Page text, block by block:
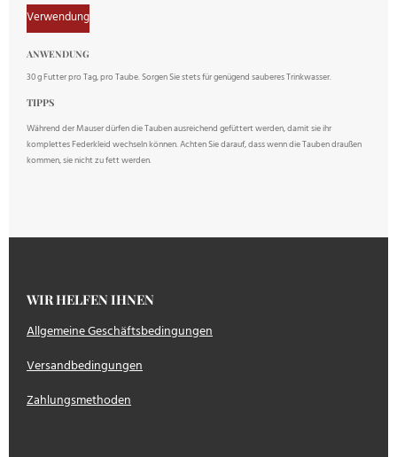
Verwendung
ANWENDUNG
30 g Futter pro Tag, pro Taube. Sorgen Sie stets für genügend sauberes Trinkwasser.
TIPPS
Während der Mauser dürfen die Tauben ausreichend gefüttert werden, damit sie ihr
komplettes Federkleid wechseln können. Achten Sie darauf, dass wenn die Tauben draußen
kommen, sie nicht zu fett werden.
WIR HELFEN IHNEN
Allgemeine Geschäftsbedingungen
Versandbedingungen
Zahlungsmethoden